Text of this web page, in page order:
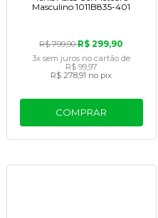
Masculino 1011B835-401
R$ 799,90R$ 299,90
3x sem juros no cartão de
R$ 99,97
R$ 278,91 no pix
COMPRAR